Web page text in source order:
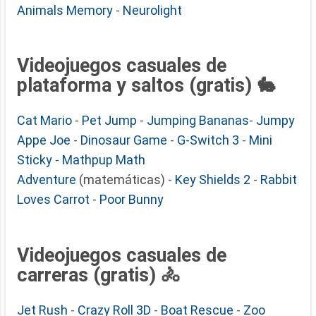
Animals Memory - Neurolight
Videojuegos casuales de
plataforma y saltos (gratis) 🐇
Cat Mario - Pet Jump - Jumping Bananas- Jumpy
Appe Joe - Dinosaur Game - G-Switch 3 - Mini
Sticky - Mathpup Math
Adventure (matemáticas) - Key Shields 2 - Rabbit
Loves Carrot - Poor Bunny
Videojuegos casuales de
carreras (gratis) 🚴
Jet Rush - Crazy Roll 3D - Boat Rescue - Zoo